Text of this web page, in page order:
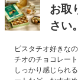
お取
さい。
ピスタチオ好きな
チオのチョコレー
しっかり感じられ